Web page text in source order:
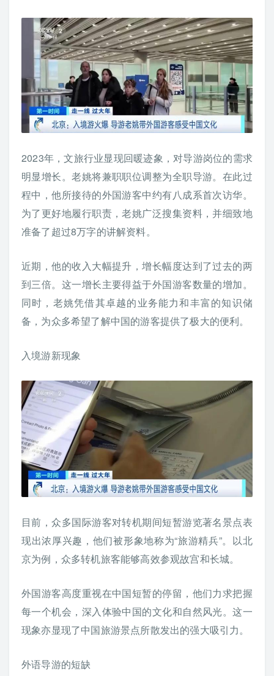
2023年，文旅行业显现回暖迹象，对导游岗位的需求
明显增长。老姚将兼职职位调整为全职导游。在此过
程中，他所接待的外国游客中约有八成系首次访华。
为了更好地履行职责，老姚广泛搜集资料，并细致地
准备了超过8万字的讲解资料。
近期，他的收入大幅提升，增长幅度达到了过去的两
到三倍。这一增长主要得益于外国游客数量的增加。
同时，老姚凭借其卓越的业务能力和丰富的知识储
备，为众多希望了解中国的游客提供了极大的便利。
入境游新现象
目前，众多国际游客对转机期间短暂游览著名景点表
现出浓厚兴趣，他们被形象地称为“旅游精兵”。以北
京为例，众多转机旅客能够高效参观故宫和长城。
外国游客高度重视在中国短暂的停留，他们力求把握
每一个机会，深入体验中国的文化和自然风光。这一
现象亦显现了中国旅游景点所散发出的强大吸引力。
外语导游的短缺